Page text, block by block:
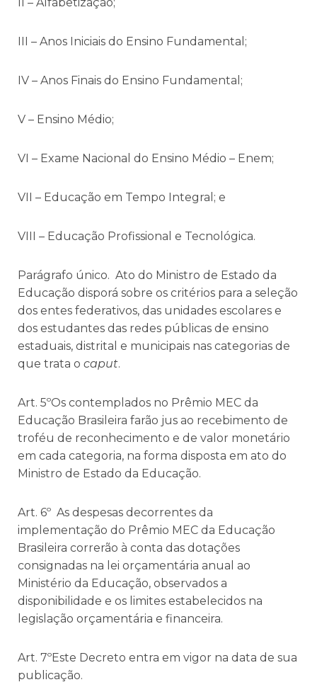
III – Anos Iniciais do Ensino Fundamental;
IV – Anos Finais do Ensino Fundamental;
V – Ensino Médio;
VI – Exame Nacional do Ensino Médio – Enem;
VII – Educação em Tempo Integral; e
VIII – Educação Profissional e Tecnológica.
Parágrafo único. Ato do Ministro de Estado da
Educação disporá sobre os critérios para a seleção
dos entes federativos, das unidades escolares e
dos estudantes das redes públicas de ensino
estaduais, distrital e municipais nas categorias de
que trata o caput.
Art. 5ºOs contemplados no Prêmio MEC da
Educação Brasileira farão jus ao recebimento de
troféu de reconhecimento e de valor monetário
em cada categoria, na forma disposta em ato do
Ministro de Estado da Educação.
Art. 6º As despesas decorrentes da
implementação do Prêmio MEC da Educação
Brasileira correrão à conta das dotações
consignadas na lei orçamentária anual ao
Ministério da Educação, observados a
disponibilidade e os limites estabelecidos na
legislação orçamentária e financeira.
Art. 7ºEste Decreto entra em vigor na data de sua
publicação.